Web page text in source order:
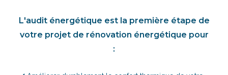
L'audit énergétique est la première étape de
votre projet de rénovation énergétique pour
: